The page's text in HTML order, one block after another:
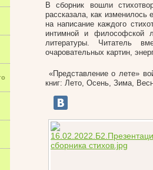
В сборник вошли
рассказала, как изменилось
на написание каждого
интимной и философской
литературы. Читатель
очаровательных картин,
«Представление о лете»
книг: Лето, Осень, Зима,